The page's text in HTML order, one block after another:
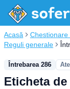
Acasă Chestionare
Reguli generale
Întrebarea 286
Eticheta